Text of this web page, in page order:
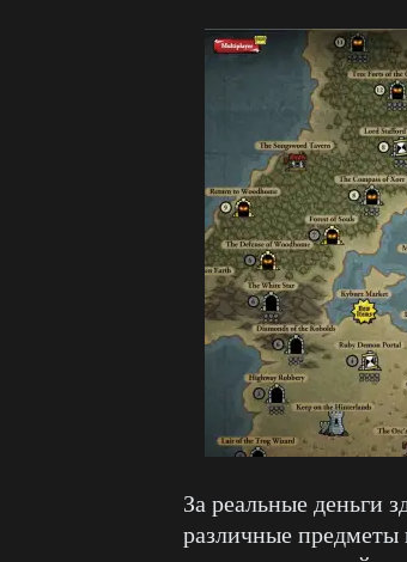
За реальные деньги
различные